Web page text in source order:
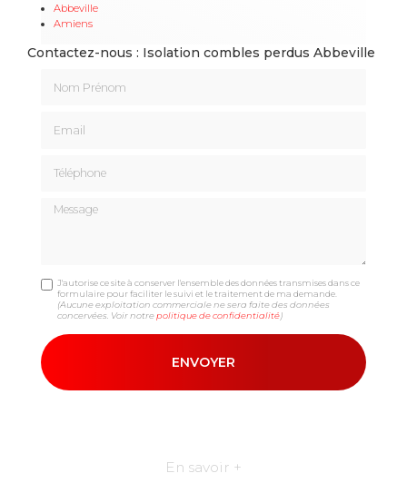
Abbeville
Amiens
Contactez-nous : Isolation combles perdus Abbeville
Message
J'autorise ce site à conserver l'ensemble des données transmises dans ce
formulaire pour faciliter le suivi et le traitement de ma demande.
(Aucune exploitation commerciale ne sera faite des données
concervées. Voir notrepolitique de confidentialité)
En savoir +